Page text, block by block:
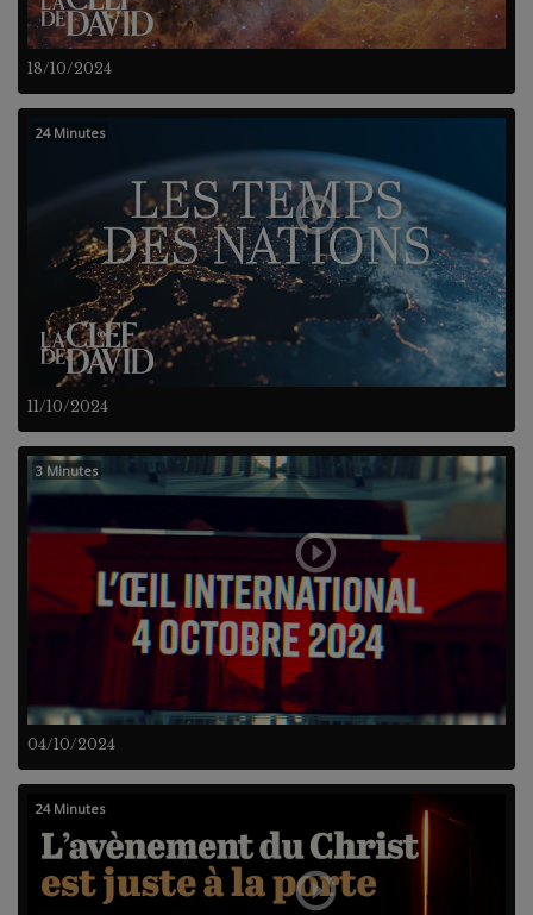
18/10/2024
11/10/2024
24 Minutes
04/10/2024
3 Minutes
24 Minutes